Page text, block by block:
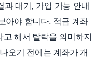
과 대기, 가입 가능 안내
아야 합니다. 적금 계좌
고 해서 탈락을 의미하지
오기 전에는 계좌가 개